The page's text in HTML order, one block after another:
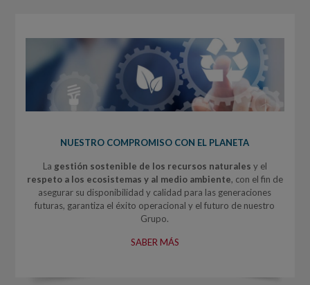
NUESTRO COMPROMISO CON EL PLANETA
La gestión sostenible de los recursos naturales y el
respeto a los ecosistemas y al medio ambiente, con el fin de
asegurar su disponibilidad y calidad para las generaciones
futuras, garantiza el éxito operacional y el futuro de nuestro
Grupo.
SABER MÁS